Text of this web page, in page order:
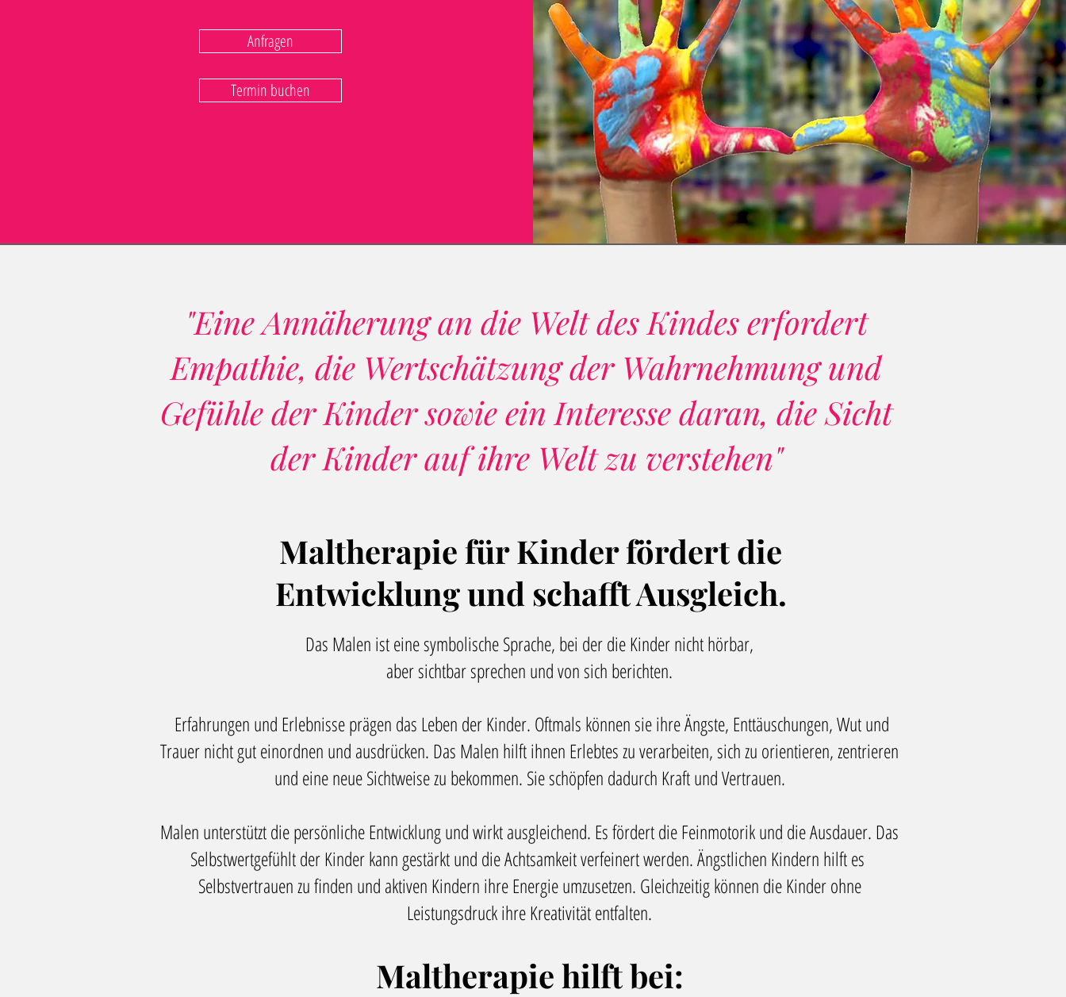
Anfragen
Termin buchen
"Eine Annäherung an die Welt des Kindes erfordert
Empathie, die Wertschätzung der Wahrnehmungund
Gefühle der Kindersowie ein Interesse daran, die Sicht
der Kinder auf ihre Welt zu verstehen"
Maltherapie für Kinderfördert die
Entwicklungund schafftAusgleich.
Das Malen ist einesymbolische Sprache, bei der dieKindernicht hörbar,
abersichtbar sprechen und von sich berichten.
Erfahrungen und Erlebnisseprägen das Leben der Kinder. Oftmals können sie ihre Ängste, Enttäuschungen, Wut und
Trauer nicht gut einordnen und ausdrücken. Das Malen hilft ihnen Erlebteszuverarbeiten, sich zu orientieren,zentrieren
und eineneue Sichtweisezu bekommen. Sieschöpfen dadurch KraftundVertrauen.
Malen unterstützt diepersönliche Entwicklungund wirkt ausgleichend. Es fördert die Feinmotorik und die Ausdauer. Das
Selbstwertgefühlt der Kinder kann gestärkt und die Achtsamkeit verfeinert werden. Ängstlichen Kindern hilft es
Selbstvertrauen zu finden und aktiven Kindern ihre Energie umzusetzen. Gleichzeitig können die Kinder ohne
Leistungsdruck ihre Kreativität entfalten.
Maltherapie hilft bei: